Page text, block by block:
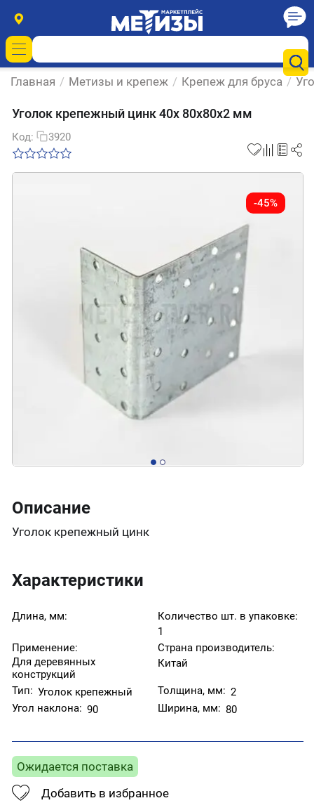
Главная / Метизы и крепеж / Крепеж для бруса /
Уголок крепежный цинк 40х 80х80х2 мм
Код: 3920
-45%
Описание
Уголок крепежный цинк
Характеристики
Длина, мм:
Количество шт. в упаковке:
1
Применение:
Для деревянных
конструкций
Страна производитель:
Китай
Тип: Уголок крепежный Толщина, мм: 2
Угол наклона: 90 Ширина, мм: 80
Ожидается поставка
Добавить в избранное